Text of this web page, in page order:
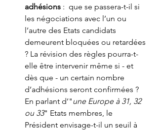
adhésions :  que se passera-t-il si
les négociations avec l’un ou
l’autre des Etats candidats
demeurent bloquées ou retardées
? La révision des règles pourra-t-
elle être intervenir même si - et
dès que - un certain nombre
d’adhésions seront confirmées ?
En parlant d’"une Europe à 31, 32
ou 33" Etats membres, le
Président envisage-t-il un seuil à